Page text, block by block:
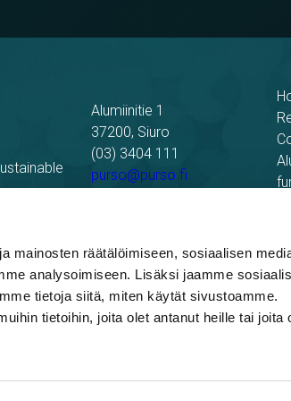
mainosten räätälöimiseen, sosiaalisen
analysoimiseen. Lisäksi jaamme
tietoja siitä, miten käytät sivustoamme.
tietoihin, joita olet antanut heille tai joita
Alumiinitie 1
37200, Siuro
(03) 3404 111
purso@purso.fi